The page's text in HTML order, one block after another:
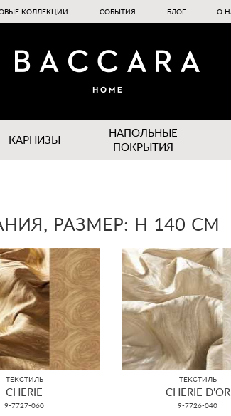
КОЛЛЕКЦИИ СОБЫТИЯ БЛОГ О
КАРНИЗЫ
НАПОЛЬНЫЕ
ПОКРЫТИЯ
РАЗМЕР: H 140 CM
ТЕКСТИЛЬ
CHERIE
9-7727-060
ТЕКСТИЛЬ
CHERIE D'OR
9-7726-040